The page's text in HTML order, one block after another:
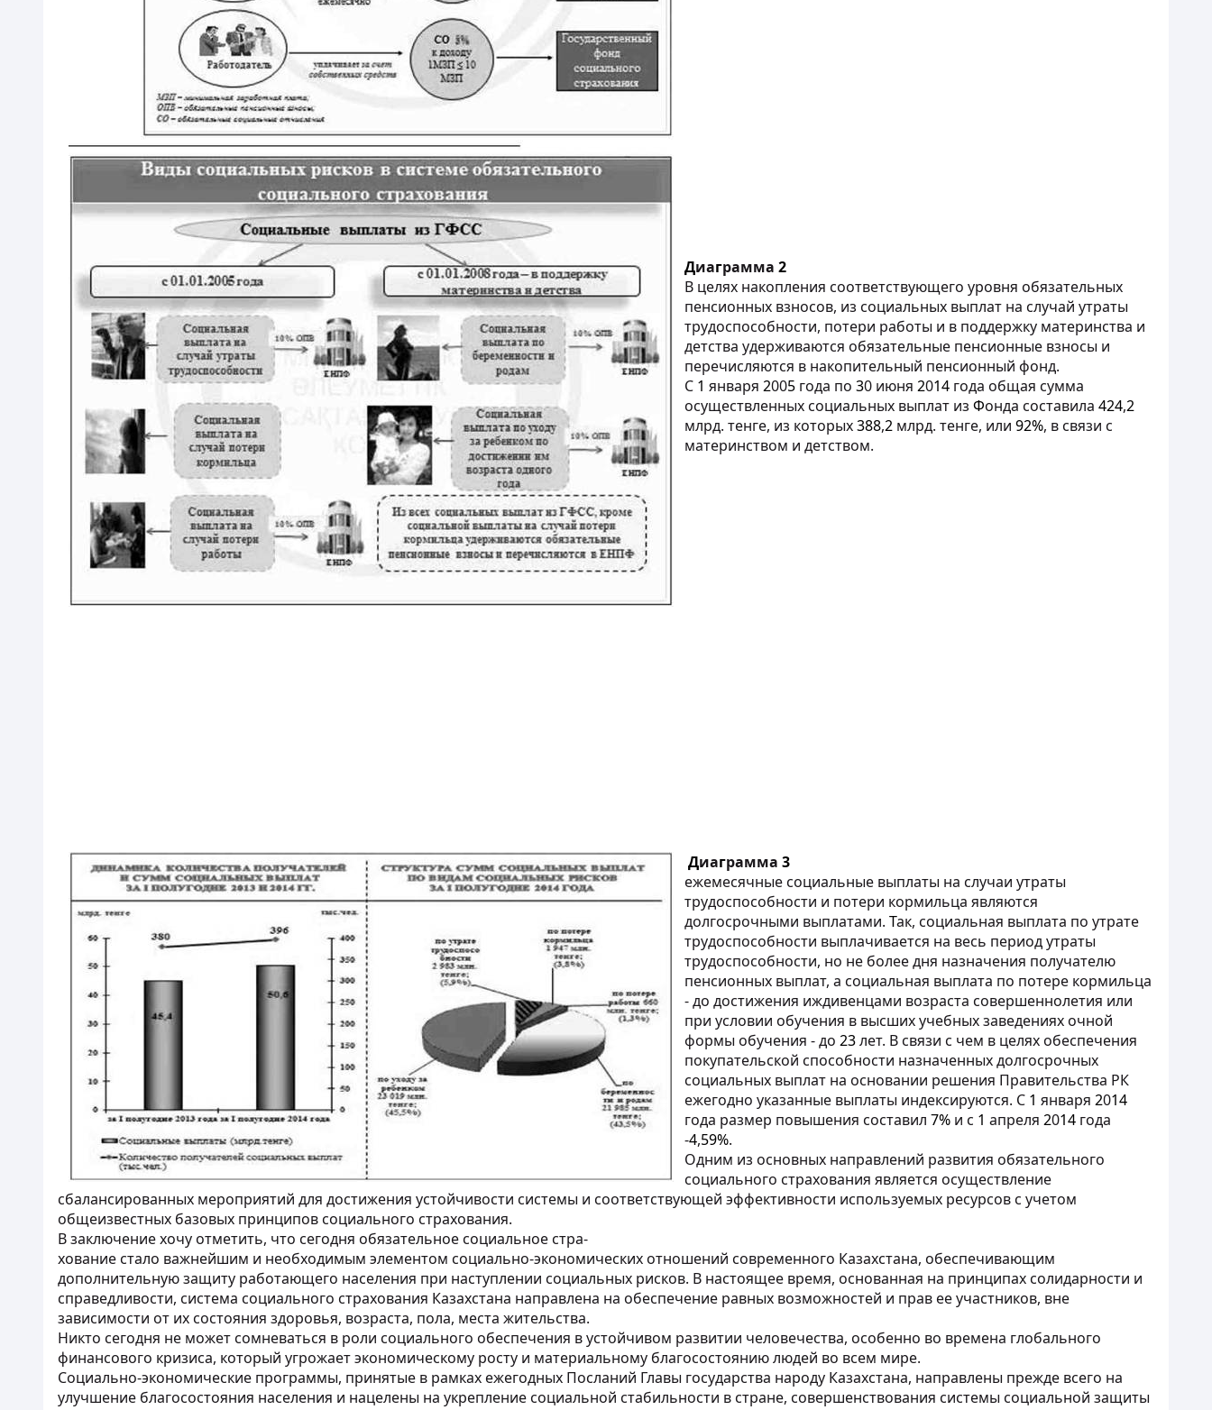
Диаграмма 2
В целях накопления соответствующего уровня обязательных
пенсионных взносов, из социальных выплат на случай утраты
трудоспособности, потери работы и в поддержку материнства и
детства удерживаются обязательные пенсионные взносы и
перечисляются в накопительный пенсионный фонд.
С 1 января 2005 года по 30 июня 2014 года общая сумма
осуществленных социальных выплат из Фонда составила 424,2
млрд. тенге, из которых388,2 млрд. тенге, или 92%, в связи с
материнством и детством.
Диаграмма 3
ежемесячные социальные выплаты на случаи утраты
трудоспособности и потери кормильца являются
долгосрочными выплатами. Так, социальная выплата по утрате
трудоспособности выплачивается на весь период утраты
трудоспособности, но не более дня назначения получателю
пенсионных выплат, а социальная выплата по потере кормильца
- до достижения иждивенцами возраста совершеннолетия или
при условии обучения в высших учебных заведениях очной
формы обучения - до 23лет. В связи с чем в целях обеспечения
покупательской способности назначенных долгосрочных
социальных выплат на основании решения Правительства РК
ежегодно указанные выплаты индексируются. С 1 января 2014
года размер повышения составил 7% и с 1 апреля 2014 года
-4,59%.
Одним из основных направлений развития обязательного
социального страхования является осуществление
сбалансированных мероприятий для достижения устойчивости системы и соответствующей эффективности используемых ресурсов с учетом
общеизвестных базовых принципов социального страхования.
В заключение хочу отметить, что сегодня обязательное социальное стра-
хование стало важнейшим и необходимым элементом социально-экономических отношений современного Казахстана, обеспечивающим
дополнительную защиту работающего населения при наступлении социальных рисков. В настоящее время, основанная на принципах солидарности и
справедливости, система социального страхования Казахстана направлена на обеспечение равных возможностей и прав ее участников, вне
зависимости от их состояния здоровья, возраста, пола, места жительства.
Никто сегодня не может сомневаться в роли социального обеспечения в устойчивом развитии человечества, особенно во времена глобального
финансового кризиса, который угрожает экономическому росту и материальному благосостоянию людей во всем мире.
Социально-экономические программы, принятые в рамках ежегодных Посланий Главы государства народу Казахстана, направлены прежде всего на
улучшение благосостояния населения и нацелены на укрепление социальной стабильности в стране, совершенствования системы социальной защиты